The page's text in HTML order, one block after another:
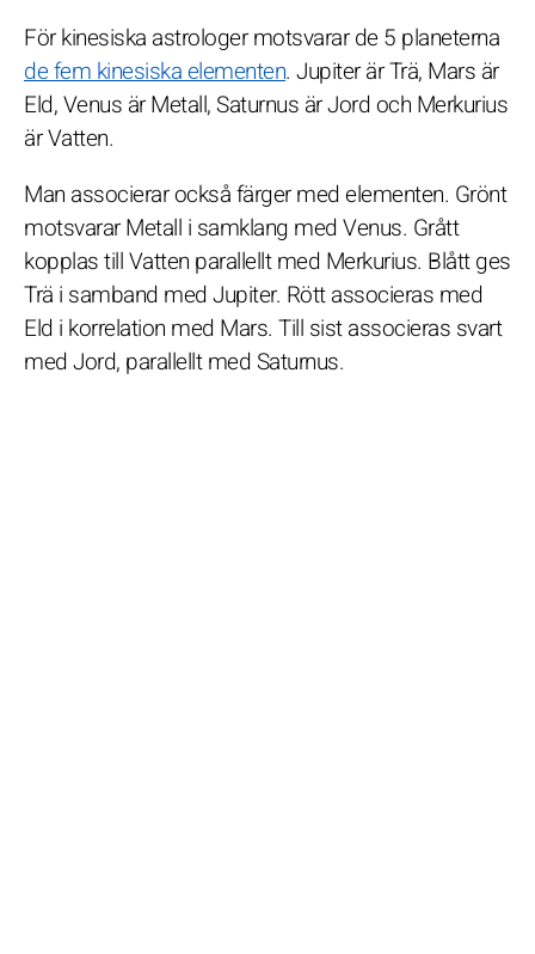
För kinesiska astrologer motsvarar de 5 planeterna
de fem kinesiska elementen. Jupiter är Trä, Mars är
Eld, Venus är Metall, Saturnus är Jord och Merkurius
är Vatten.
Man associerar också färger med elementen. Grönt
motsvarar Metall i samklang med Venus. Grått
kopplas till Vatten parallellt med Merkurius. Blått ges
Trä i samband med Jupiter. Rött associeras med
Eld i korrelation med Mars. Till sist associeras svart
med Jord, parallellt med Saturnus.